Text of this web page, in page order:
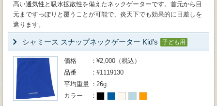
高い通気性と吸水拡散性を備えたネックゲーターです。首元から目
元まですっぽりと覆うことが可能で、炎天下でも効果的に日差しを
遮ります。
シャミース スナップネックゲーター Kid's 子ども用
価格
¥2,000（税込）
品番
#1119130
平均重量
26g
カラー